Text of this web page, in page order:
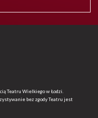
Teatru Wielkiego w Łodzi.
bez zgody Teatru jest